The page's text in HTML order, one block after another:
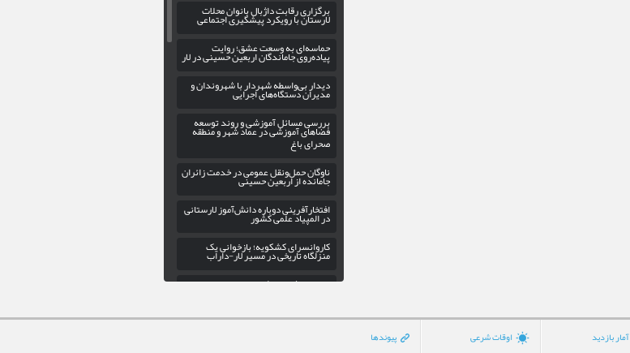
برگزاری رقابت داژبال بانوان محلات
لارستان با رویکرد پیشگیری اجتماعی
حماسه‌ای به وسعت عشق؛ روایت
پیاده‌روی جاماندگان اربعین حسینی در لار
دیدار بی‌واسطه شهردار با شهروندان و
مدیران دستگاه‌های اجرایی
بررسی مسائل آموزشی و روند توسعه
فضاهای آموزشی در عماد شهر و منطقه
صحرای باغ
ناوگان حمل‌ونقل عمومی در خدمت زائران
جامانده از اربعین حسینی
افتخارآفرینی دوباره دانش‌آموز لارستانی
در المپیاد علمی کشور
کاروانسرای کشکویه؛ بازخوانی یک
منزلگاه تاریخی در مسیر لار-داراب
پاسخ به شایعات فضای مجازی؛ وزیر
آمار بازدید اوقات شرعی پیوندها